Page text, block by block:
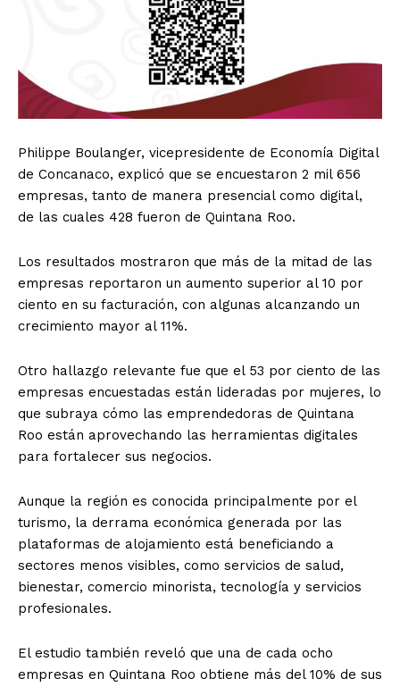
Philippe Boulanger, vicepresidente de Economía Digital
de Concanaco, explicó que se encuestaron 2 mil 656
empresas, tanto de manera presencial como digital,
de las cuales 428 fueron de Quintana Roo.
Los resultados mostraron que más de la mitad de las
empresas reportaron un aumento superior al 10 por
ciento en su facturación, con algunas alcanzando un
crecimiento mayor al 11%.
Otro hallazgo relevante fue que el 53 por ciento de las
empresas encuestadas están lideradas por mujeres, lo
que subraya cómo las emprendedoras de Quintana
Roo están aprovechando las herramientas digitales
para fortalecer sus negocios.
Aunque la región es conocida principalmente por el
turismo, la derrama económica generada por las
plataformas de alojamiento está beneficiando a
sectores menos visibles, como servicios de salud,
bienestar, comercio minorista, tecnología y servicios
profesionales.
El estudio también reveló que una de cada ocho
empresas en Quintana Roo obtiene más del 10% de sus